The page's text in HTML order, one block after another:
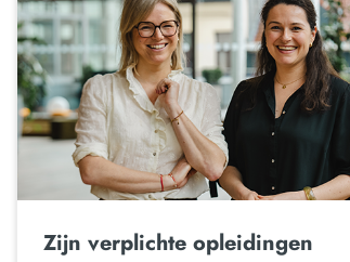
Zijn verplichte opleidingen